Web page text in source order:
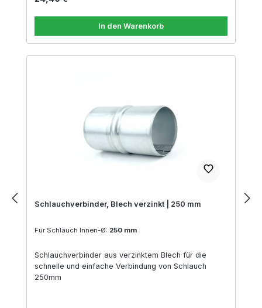
In den Warenkorb
Schlauchverbinder, Blech verzinkt | 250 mm
Für Schlauch Innen-Ø: 250 mm
Schlauchverbinder aus verzinktem Blech für die
schnelle und einfache Verbindung von Schlauch
250mm